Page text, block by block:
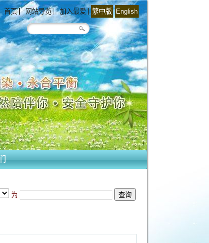
首页 网站导览 加入最爱 繁中版 English
为